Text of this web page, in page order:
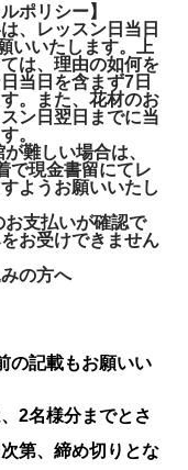
ポリシー】
、レッスン日当日
いいたします。上
は、理由の如何を
当日を含まず7日
。また、花材のお
ン日翌日までに当
。
難しい場合は、
で現金書留にてレ
ようお願いいたし
お支払いが確認で
お受けできません
の方へ
記載もお願いい
2名様分までとさ
第、締め切りとな